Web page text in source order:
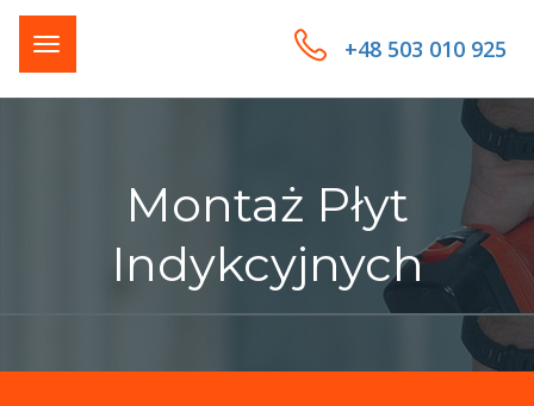
+48 503 010 925
Montaż Płyt
Indykcyjnych